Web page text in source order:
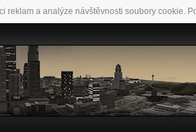
reklam a analýze návštěvnosti soubory cookie.